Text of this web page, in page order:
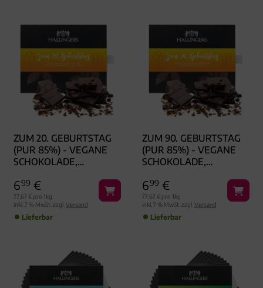
ZUM 20. GEBURTSTAG
(PUR 85%) - VEGANE
SCHOKOLADE,
ALKOHOL
699 €
77,67 € pro 1kg
inkl. 7 % MwSt. zzgl. Versand
Lieferbar
ZUM 90. GEBURTSTAG
(PUR 85%) - VEGANE
SCHOKOLADE,
ALKOHOL
699 €
77,67 € pro 1kg
inkl. 7 % MwSt. zzgl. Versand
Lieferbar